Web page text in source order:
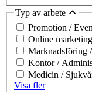
Typ av arbete
Promotion /
Online marketing
Marknadsföring
Kontor /
Medicin /
Visa fler